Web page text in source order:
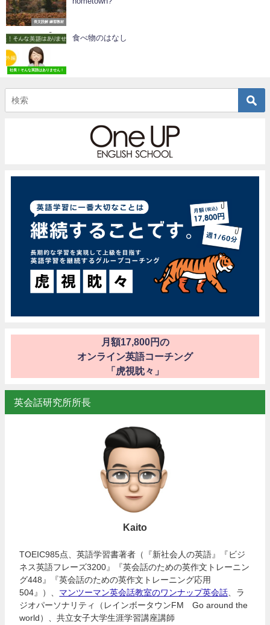
長文読解 練習教材
社長！そんな英語はありません！
食べ物のはなし
月額17,800円の
オンライン英語コーチング
「虎視眈々」
英会話研究所所長
Kaito
TOEIC985点、英語学習書著者（『新社会人の英語』『ビジ
ネス英語フレーズ3200』『英会話のための英作文トレーニン
グ448』『英会話のための英作文トレーニング応用
504』）、 マンツーマン英会話教室のワンナップ英会話 、ラ
ジオパーソナリティ（レインボータウンFM Go around the
world）、共立女子大学生涯学習講座講師